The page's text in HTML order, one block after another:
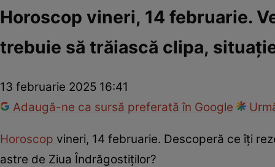
Horoscop vineri, 14 februarie.
trebuie să trăiască clipa,
13 februarie 2025 16:41
Adaugă-ne ca sursă preferată în Google
Horoscop vineri, 14 februarie. Descoperă ce îți
astre de Ziua Îndrăgostiților?